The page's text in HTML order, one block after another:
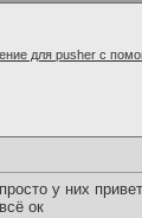
у них
ок